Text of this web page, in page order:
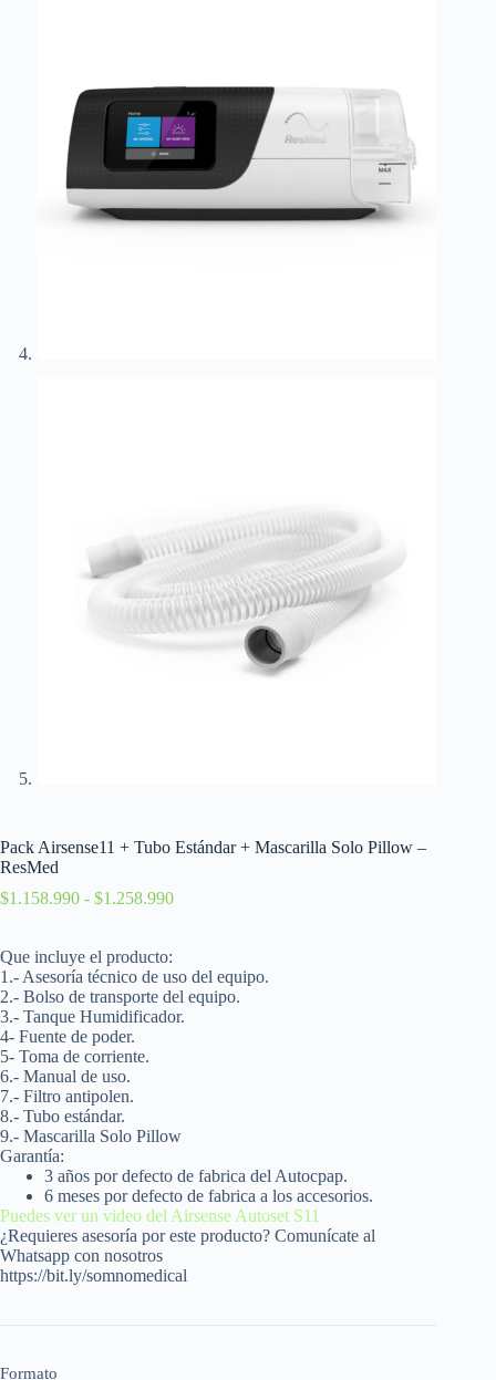
Pack Airsense11 + Tubo Estándar + Mascarilla Solo Pillow –
ResMed
$1.158.990 - $1.258.990
Que incluye el producto:
1.- Asesoría técnico de uso del equipo.
2.- Bolso de transporte del equipo.
3.- Tanque Humidificador.
4- Fuente de poder.
5- Toma de corriente.
6.- Manual de uso.
7.- Filtro antipolen.
8.- Tubo estándar.
9.- Mascarilla Solo Pillow
Garantía:
3 años por defecto de fabrica del Autocpap.
6 meses por defecto de fabrica a los accesorios.
Puedes ver un video del Airsense Autoset S11
¿Requieres asesoría por este producto? Comunícate al
Whatsapp con nosotros
https://bit.ly/somnomedical
Formato